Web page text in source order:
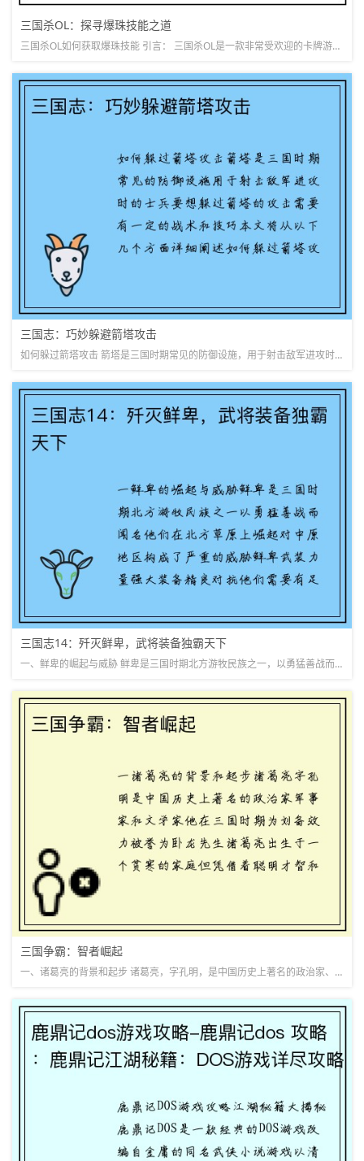
三国杀OL：探寻爆珠技能之道
三国杀OL如何获取爆珠技能 引言： 三国杀OL是一款非常受欢迎的卡牌游戏，其中的技能系统是游戏的核心之一。爆珠技能是一种非常强大的技能，能够在战斗中给予敌人巨大的伤害。本文将详细介绍如何获取爆珠技能，...
三国志：巧妙躲避箭塔攻击
如何躲过箭塔攻击 箭塔是三国时期常见的防御设施，用于射击敌军进攻时的士兵。要想躲过箭塔的攻击，需要有一定的战术和技巧。本文将从以下几个方面详细阐述如何躲过箭塔攻击。 了解箭塔的射程和攻击方式 要了解箭...
三国志14：歼灭鲜卑，武将装备独霸天下
一、鲜卑的崛起与威胁 鲜卑是三国时期北方游牧民族之一，以勇猛善战而闻名。他们在北方草原上崛起，对中原地区构成了严重的威胁。鲜卑武装力量强大，装备精良，对抗他们需要有足够的武将和装备。s&#x...
三国争霸：智者崛起
一、诸葛亮的背景和起步 诸葛亮，字孔明，是中国历史上著名的政治家、军事家和文学家，他在三国时期为刘备效力，被誉为“卧龙先生”。诸葛亮出生于一个贫寒的家庭，但凭借着聪明才智和勤奋努力，逐渐崭露头角。在刘...